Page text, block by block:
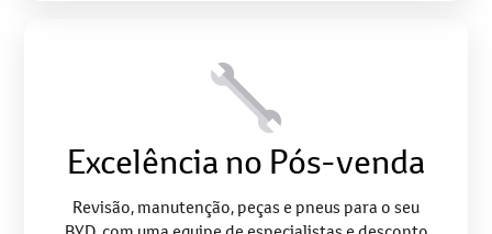
Excelência no Pós-venda
Revisão, manutenção, peças e pneus para o seu
BYD, com uma equipe de especialistas e desconto
para clientes fora da garantia.